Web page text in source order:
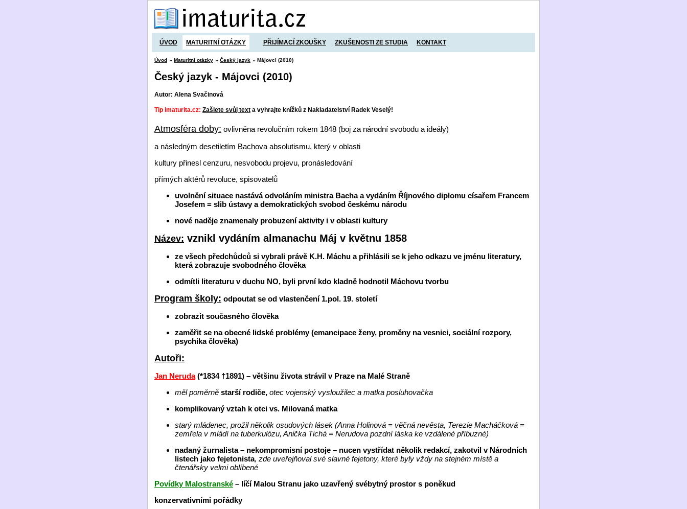
ÚVOD MATURITNÍ OTÁZKY PŘIJÍMACÍ ZKOUŠKY ZKUŠENOSTI ZE STUDIA KONTAKT
Úvod » Maturitní otázky » Český jazyk » Májovci (2010)
Český jazyk - Májovci (2010)
Autor: Alena Svačinová
Tip imaturita.cz: Zašlete svůj text a vyhrajte knížků z Nakladatelství Radek Veselý!
Atmosféra doby: ovlivněna revolučním rokem 1848 (boj za národní svobodu a ideály)
a následným desetiletím Bachova absolutismu, který v oblasti
kultury přinesl cenzuru, nesvobodu projevu, pronásledování
přímých aktérů revoluce, spisovatelů
uvolnění situace nastává odvoláním ministra Bacha a vydáním Říjnového diplomu císařem Francem
Josefem = slib ústavy a demokratických svobod českému národu
nové naděje znamenaly probuzení aktivity i v oblasti kultury
Název: vznikl vydáním almanachu Máj v květnu 1858
ze všech předchůdců si vybrali právě K.H. Máchu a přihlásili se k jeho odkazu ve jménu literatury,
která zobrazuje svobodného člověka
odmítli literaturu v duchu NO, byli první kdo kladně hodnotil Máchovu tvorbu
Program školy: odpoutat se od vlastenčení 1.pol. 19. století
zobrazit současného člověka
zaměřit se na obecné lidské problémy (emancipace ženy, proměny na vesnici, sociální rozpory,
psychika člověka)
Autoři:
Jan Neruda(*1834 †1891) – většinu života strávil v Praze na Malé Straně
měl poměrně starší rodiče, otec vojenský vysloužilec a matka posluhovačka
komplikovaný vztah k otci vs. Milovaná matka
starý mládenec, prožil několik osudových lásek (Anna Holinová = věčná nevěsta, Terezie Macháčková =
zemřela v mládí na tuberkulózu, Anička Tichá = Nerudova pozdní láska ke vzdálené příbuzné)
nadaný žurnalista – nekompromisní postoje – nucen vystřídat několik redakcí, zakotvil v Národních
listech jako fejetonista, zde uveřejňoval své slavné fejetony, které byly vždy na stejném místě a
čtenářsky velmi oblíbené
Povídky Malostranské – líčí Malou Stranu jako uzavřený svébytný prostor s poněkud
konzervativními pořádky